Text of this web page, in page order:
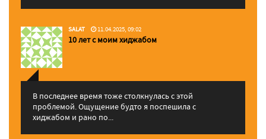
SALAT 11.04.2025, 09:02
10 лет с моим хиджабом
В последнее время тоже столкнулась с этой
проблемой. Ощущение будто я поспешила с
хиджабом и рано по...